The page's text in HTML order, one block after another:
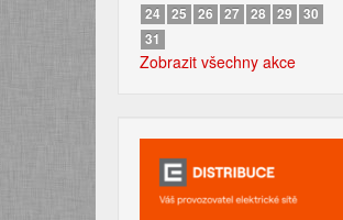
24
25 26 27 28 29
30
31
Zobrazit všechny akce